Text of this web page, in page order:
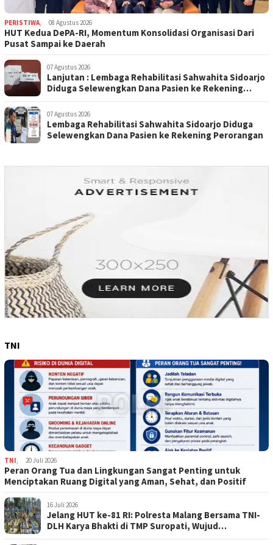
PERISTIWA, 08 Agustus 2026
HUT Kedua DePA-RI, Momentum Konsolidasi Organisasi Dari
Pusat Sampai ke Daerah
07 Agustus 2026
Lanjutan : Lembaga Rehabilitasi Sahwahita Sidoarjo
Diduga Selewengkan Dana Pasien ke Rekening
07 Agustus 2026
Lembaga Rehabilitasi Sahwahita Sidoarjo Diduga
Selewengkan Dana Pasien ke Rekening Perorangan
TNI
TNI, 20 Juli 2026
Peran Orang Tua dan Lingkungan Sangat Penting untuk
Menciptakan Ruang Digital yang Aman, Sehat, dan Positif
16 Juli 2026
Jelang HUT ke-81 RI: Polresta Malang Bersama TNI-
DLH Karya Bhakti di TMP Suropati, Wujud